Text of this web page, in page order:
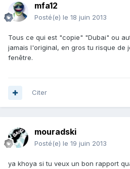
mfa12
Posté(e) le 18 juin 2013
Tous ce qui est "copie" "Dubai" ou
jamais l'original, en gros tu risque de
fenêtre.
Citer
mouradski
Posté(e) le 19 juin 2013
ya khoya si tu veux un bon rapport